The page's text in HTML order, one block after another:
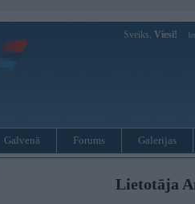
Sveiks, Viesi!
Galvenā Forums Galerijas
Lietotāja